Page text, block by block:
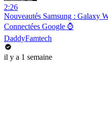
2:26
Nouveautés Samsung : Galaxy
Connectées Google ⌚
DaddyFamtech
il y a 1 semaine